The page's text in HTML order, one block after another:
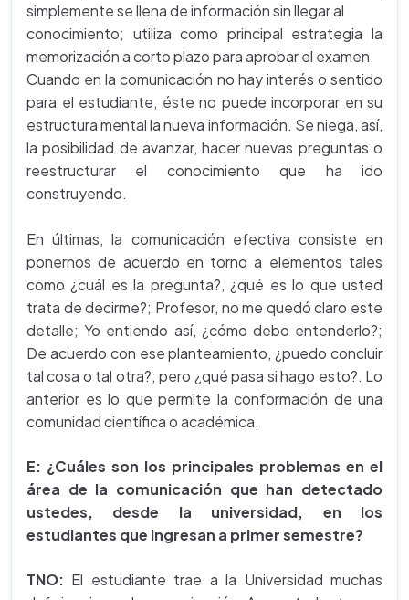
simplemente se llena de información sin llegar al
conocimiento; utiliza como principal estrategia la
memorización a corto plazo para aprobar el examen.
Cuando en la comunicación no hay interés o sentido
para el estudiante, éste no puede incorporar en su
estructura mental la nueva información. Se niega, así,
la posibilidad de avanzar, hacer nuevas preguntas o
reestructurar el conocimiento que ha ido
construyendo.
En últimas, la comunicación efectiva consiste en
ponernos de acuerdo en torno a elementos tales
como ¿cuál es la pregunta?, ¿qué es lo que usted
trata de decirme?; Profesor, no me quedó claro este
detalle; Yo entiendo así, ¿cómo debo entenderlo?;
De acuerdo con ese planteamiento, ¿puedo concluir
tal cosa o tal otra?; pero ¿qué pasa si hago esto?. Lo
anterior es lo que permite la conformación de una
comunidad científica o académica.
E: ¿Cuáles son los principales problemas en el
área de la comunicación que han detectado
ustedes, desde la universidad, en los
estudiantes que ingresan a primer semestre?
TNO: El estudiante trae a la Universidad muchas